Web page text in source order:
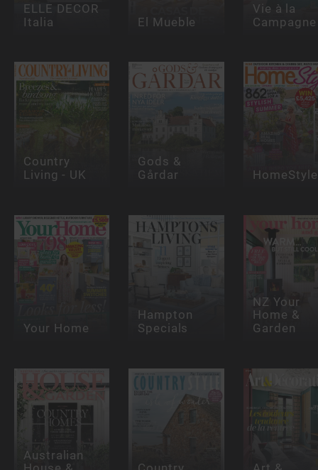
ELLE DECOR
Italia
El Mueble
Vie à la
Campagne
Country
Living - UK
Gods &
Gårdar
HomeStyle
Your Home
Hampton
Specials
NZ Your
Home &
Garden
Australian